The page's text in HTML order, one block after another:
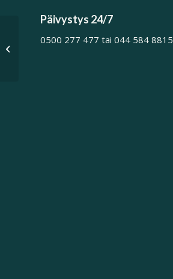
Päivystys 24/7
0500 277 477 tai 044 584 8815